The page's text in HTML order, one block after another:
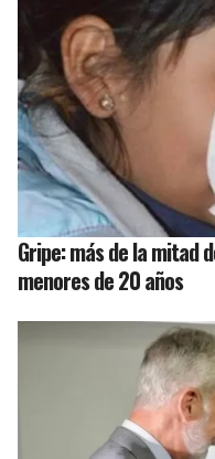
Gripe: más de la mitad
menores de 20 años